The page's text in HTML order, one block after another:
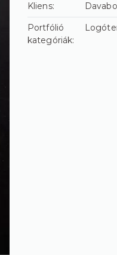
Kliens:
Portfólió
kategóriák: